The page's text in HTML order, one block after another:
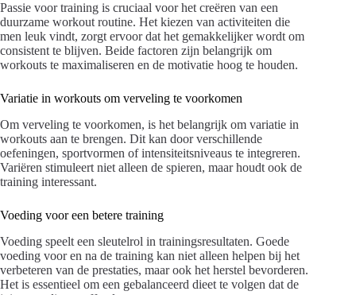
Passie voor training is cruciaal voor het creëren van een
duurzame workout routine. Het kiezen van activiteiten die
men leuk vindt, zorgt ervoor dat het gemakkelijker wordt om
consistent te blijven. Beide factoren zijn belangrijk om
workouts te maximaliseren en de motivatie hoog te houden.
Variatie in workouts om verveling te voorkomen
Om verveling te voorkomen, is het belangrijk om variatie in
workouts aan te brengen. Dit kan door verschillende
oefeningen, sportvormen of intensiteitsniveaus te integreren.
Variëren stimuleert niet alleen de spieren, maar houdt ook de
training interessant.
Voeding voor een betere training
Voeding speelt een sleutelrol in trainingsresultaten. Goede
voeding voor en na de training kan niet alleen helpen bij het
verbeteren van de prestaties, maar ook het herstel bevorderen.
Het is essentieel om een gebalanceerd dieet te volgen dat de